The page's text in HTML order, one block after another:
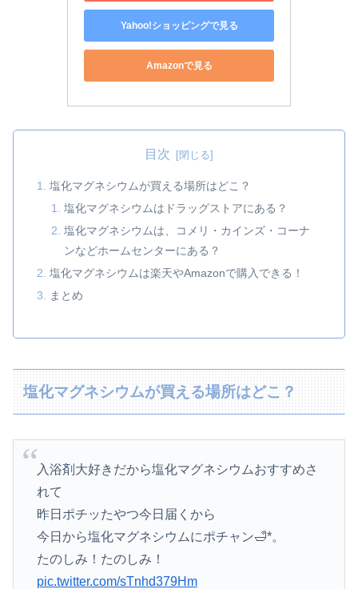
Yahoo!ショッピングで見る
Amazonで見る
目次
塩化マグネシウムが買える場所はどこ？
塩化マグネシウムはドラッグストアにある？
塩化マグネシウムは、コメリ・カインズ・コーナ
ンなどホームセンターにある？
塩化マグネシウムは楽天やAmazonで購入できる！
まとめ
塩化マグネシウムが買える場所はどこ？
入浴剤大好きだから塩化マグネシウムおすすめさ
れて
昨日ポチッたやつ今日届くから
今日から塩化マグネシウムにポチャン🛁*。
たのしみ！たのしみ！
pic.twitter.com/sTnhd379Hm